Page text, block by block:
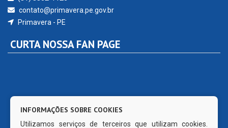
contato@primavera.pe.gov.br
Primavera - PE
CURTA NOSSA FAN PAGE
INFORMAÇÕES SOBRE COOKIES
Utilizamos serviços de terceiros que utilizam cookies.